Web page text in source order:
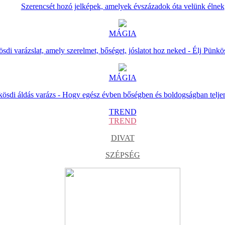
Szerencsét hozó jelképek, amelyek évszázadok óta velünk élnek
MÁGIA
varázslat, amely szerelmet, bőséget, jóslatot hoz neked - Élj
MÁGIA
áldás varázs - Hogy egész évben bőségben és boldogságban
TREND
TREND
DIVAT
SZÉPSÉG